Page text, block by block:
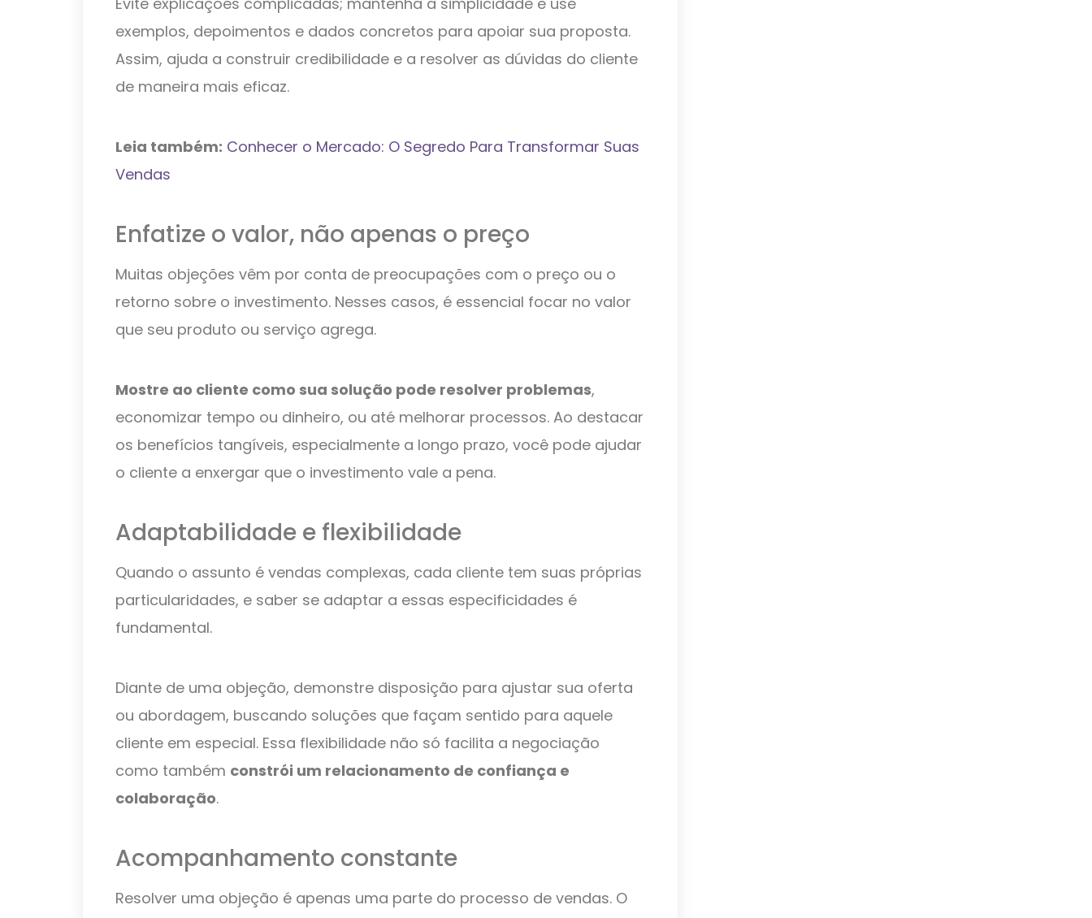
exemplos, depoimentos e dados concretos para apoiar sua proposta.
Assim, ajuda a construir credibilidade e a resolver as dúvidas do cliente
de maneira mais eficaz.
Leia também: Conhecer o Mercado: O Segredo Para Transformar Suas
Vendas
Enfatize o valor, não apenas o preço
Muitas objeções vêm por conta de preocupações com o preço ou o
retorno sobre o investimento. Nesses casos, é essencial focar no valor
que seu produto ou serviço agrega.
Mostre ao cliente como sua solução pode resolver problemas,
economizar tempo ou dinheiro, ou até melhorar processos. Ao destacar
os benefícios tangíveis, especialmente a longo prazo, você pode ajudar
o cliente a enxergar que o investimento vale a pena.
Adaptabilidade e flexibilidade
Quando o assunto é vendas complexas, cada cliente tem suas próprias
particularidades, e saber se adaptar a essas especificidades é
fundamental.
Diante de uma objeção, demonstre disposição para ajustar sua oferta
ou abordagem, buscando soluções que façam sentido para aquele
cliente em especial. Essa flexibilidade não só facilita a negociação
como também constrói um relacionamento de confiança e
colaboração.
Acompanhamento constante
Resolver uma objeção é apenas uma parte do processo de vendas. O